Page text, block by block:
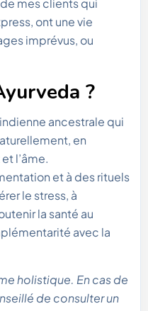
mes clients qui
ont une vie
imprévus, ou
?
ancestrale qui
en
l’âme.
et à des rituels
le stress, à
la santé au
avec la
holistique. En cas de
de consulter un